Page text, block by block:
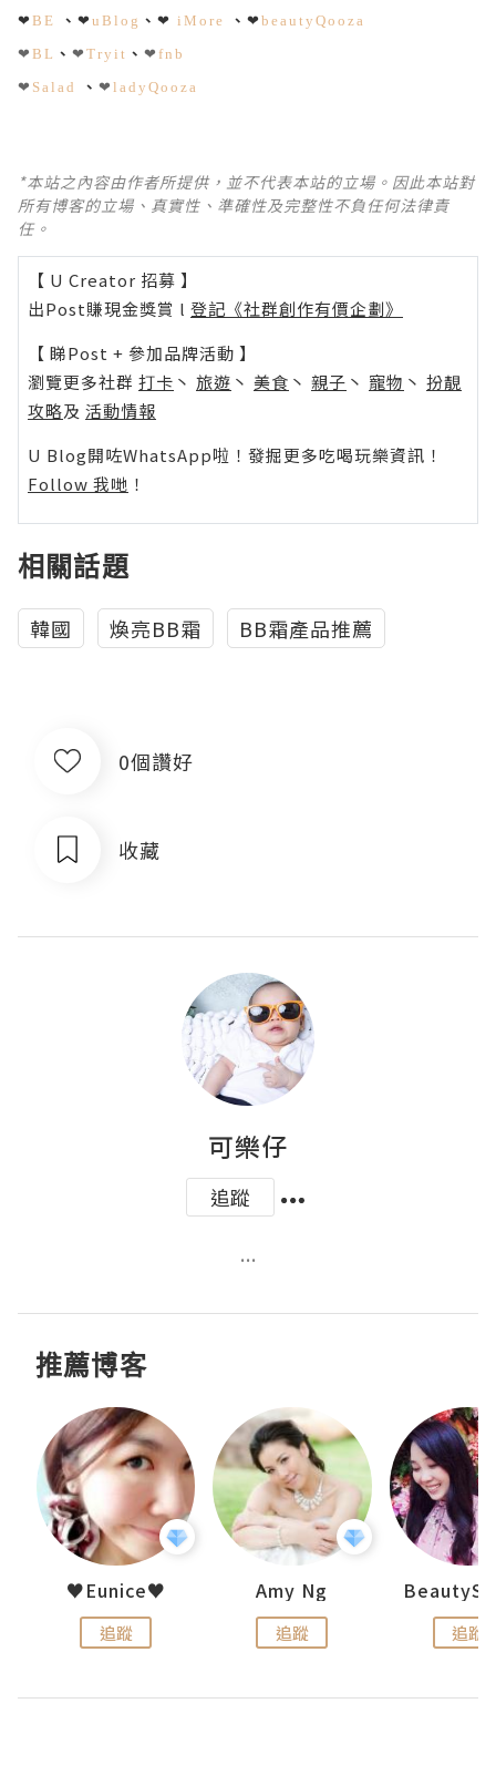
❤ BE 、 ❤ uBlog 、 ❤ iMore 、 ❤ beautyQooza
❤ BL 、 ❤ Tryit 、 ❤ fnb
❤ Salad 、 ❤ ladyQooza
*本站之內容由作者所提供，並不代表本站的立場。因此本站對
所有博客的立場、真實性、準確性及完整性不負任何法律責
任。
【 U Creator 招募 】
出Post賺現金獎賞 l 登記《社群創作有價企劃》
【 睇Post + 參加品牌活動 】
瀏覽更多社群 打卡 丶 旅遊 丶 美食 丶 親子 丶 寵物 丶 扮靚
攻略及 活動情報
U Blog開咗WhatsApp啦！發掘更多吃喝玩樂資訊！
Follow 我哋 ！
相關話題
韓國 煥亮BB霜 BB霜產品推薦
0個讚好
收藏
可樂仔
追蹤
...
推薦博客
♥Eunice♥
追蹤
Amy Ng
追蹤 追蹤